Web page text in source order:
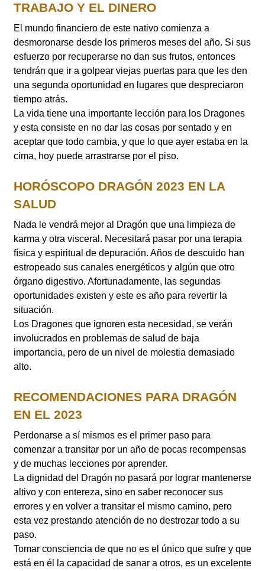
TRABAJO Y EL DINERO
El mundo financiero de este nativo comienza a
desmoronarse desde los primeros meses del año. Si sus
esfuerzo por recuperarse no dan sus frutos, entonces
tendrán que ir a golpear viejas puertas para que les den
una segunda oportunidad en lugares que despreciaron
tiempo atrás.
La vida tiene una importante lección para los Dragones
y esta consiste en no dar las cosas por sentado y en
aceptar que todo cambia, y que lo que ayer estaba en la
cima, hoy puede arrastrarse por el piso.
HORÓSCOPO DRAGÓN 2023 EN LA
SALUD
Nada le vendrá mejor al Dragón que una limpieza de
karma y otra visceral. Necesitará pasar por una terapia
física y espiritual de depuración. Años de descuido han
estropeado sus canales energéticos y algún que otro
órgano digestivo. Afortunadamente, las segundas
oportunidades existen y este es año para revertir la
situación.
Los Dragones que ignoren esta necesidad, se verán
involucrados en problemas de salud de baja
importancia, pero de un nivel de molestia demasiado
alto.
RECOMENDACIONES PARA DRAGÓN
EN EL 2023
Perdonarse a sí mismos es el primer paso para
comenzar a transitar por un año de pocas recompensas
y de muchas lecciones por aprender.
La dignidad del Dragón no pasará por lograr mantenerse
altivo y con entereza, sino en saber reconocer sus
errores y en volver a transitar el mismo camino, pero
esta vez prestando atención de no destrozar todo a su
paso.
Tomar consciencia de que no es el único que sufre y que
está en él la capacidad de sanar a otros, es un excelente